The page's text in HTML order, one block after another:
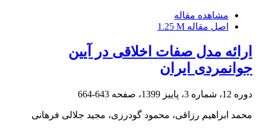
مشاهده مقاله
اصل مقاله 1.25 M
ارائه مدل صفات اخلاقی در آیین
جوانمردی ایران
دوره 12، شماره 3، پاییز 1399، صفحه 643-664
محمد ابراهیم رزاقی، محمود گودرزی، مجید جلالی فرهانی